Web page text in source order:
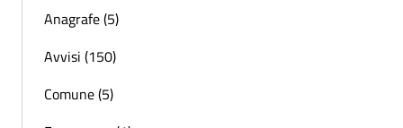
Anagrafe (5)
Avvisi (150)
Comune (5)